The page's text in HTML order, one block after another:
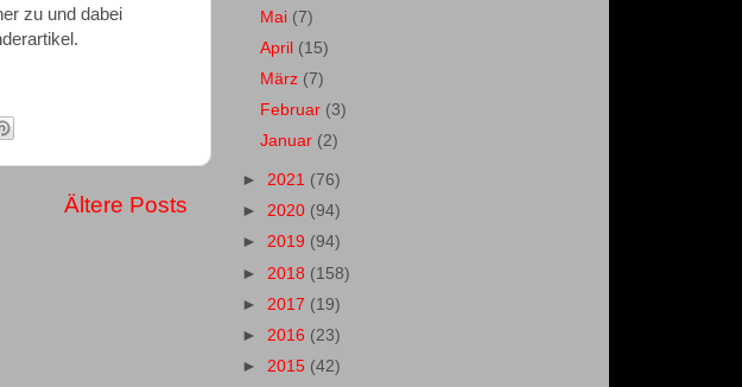
zu und dabei
Ältere Posts
Mai (7)
April (15)
März (7)
Februar (3)
Januar (2)
► 2021 (76)
► 2020 (94)
► 2019 (94)
► 2018 (158)
► 2017 (19)
► 2016 (23)
► 2015 (42)